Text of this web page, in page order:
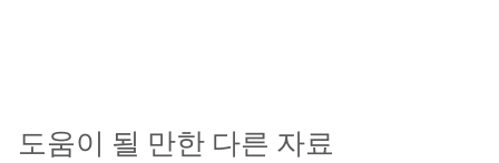
도움이 될 만한 다른 자료